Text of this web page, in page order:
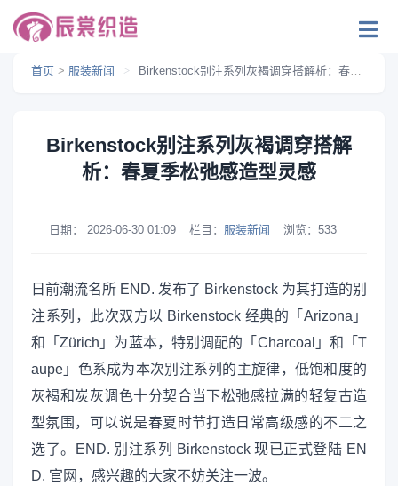
首页 > 服装新闻 > Birkenstock别注系列灰褐调穿搭解析：春夏季松弛感造型灵感
Birkenstock别注系列灰褐调穿搭解
析：春夏季松弛感造型灵感
日期： 2026-06-30 01:09 栏目： 服装新闻 浏览： 533
日前潮流名所 END. 发布了 Birkenstock 为其打造的别
注系列，此次双方以 Birkenstock 经典的「Arizona」
和「Zürich」为蓝本，特别调配的「Charcoal」和「T
aupe」色系成为本次别注系列的主旋律，低饱和度的
灰褐和炭灰调色十分契合当下松弛感拉满的轻复古造
型氛围，可以说是春夏时节打造日常高级感的不二之
选了。END. 别注系列 Birkenstock 现已正式登陆 EN
D. 官网，感兴趣的大家不妨关注一波。